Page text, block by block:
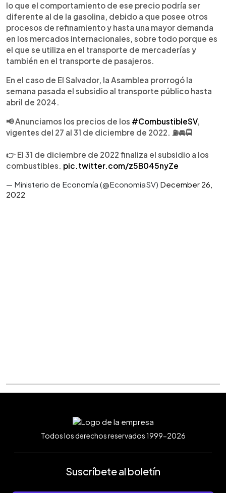
lo que el comportamiento de ese precio podría ser
diferente al de la gasolina, debido a que posee otros
procesos de refinamiento y hasta una mayor demanda
en los mercados internacionales, sobre todo porque es
el que se utiliza en el transporte de mercaderías y
también en el transporte de pasajeros.
En el caso de El Salvador, la Asamblea prorrogó la
semana pasada el subsidio al transporte público hasta
abril de 2024.
📢 Anunciamos los precios de los #CombustibleSV,
vigentes del 27 al 31 de diciembre de 2022. ⛽🚘🚍
👉 El 31 de diciembre de 2022 finaliza el subsidio a los
combustibles. pic.twitter.com/z5B045nyZe
— Ministerio de Economía (@EconomiaSV) December 26,
2022
Todos los derechos reservados 1999-2026
Suscríbete al boletín